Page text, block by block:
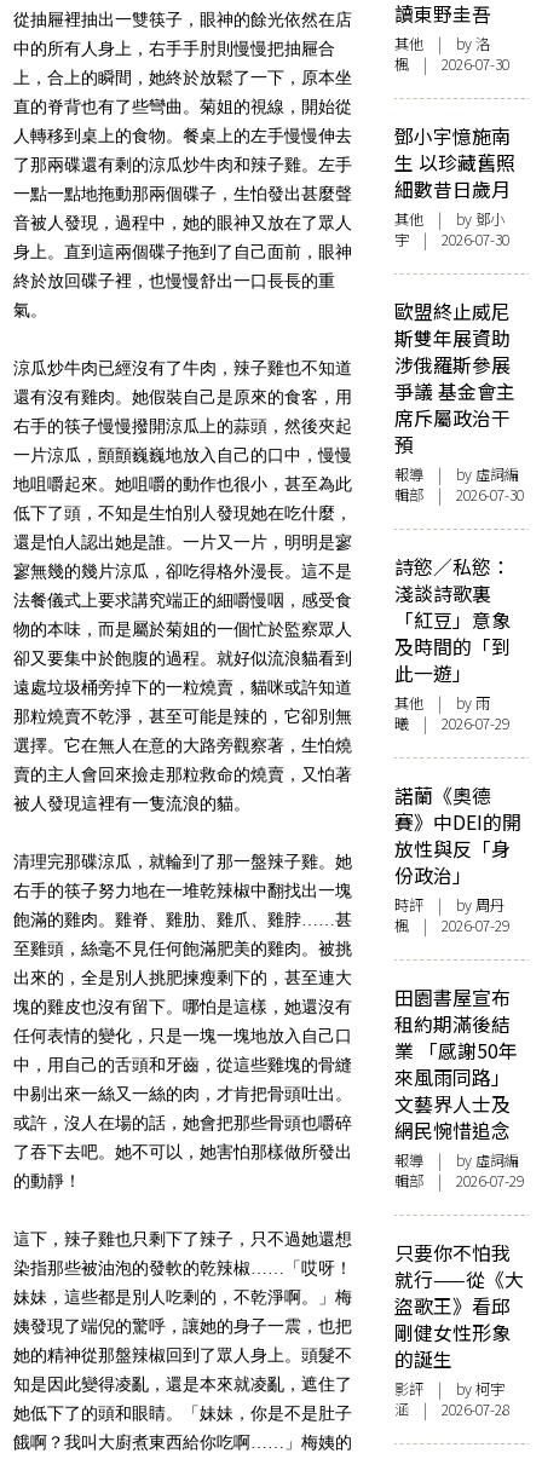
從抽屜裡抽出一雙筷子，眼神的餘光依然在店
中的所有人身上，右手手肘則慢慢把抽屜合
上，合上的瞬間，她終於放鬆了一下，原本坐
直的脊背也有了些彎曲。菊姐的視線，開始從
人轉移到桌上的食物。餐桌上的左手慢慢伸去
了那兩碟還有剩的涼瓜炒牛肉和辣子雞。左手
一點一點地拖動那兩個碟子，生怕發出甚麼聲
音被人發現，過程中，她的眼神又放在了眾人
身上。直到這兩個碟子拖到了自己面前，眼神
終於放回碟子裡，也慢慢舒出一口長長的重
氣。
涼瓜炒牛肉已經沒有了牛肉，辣子雞也不知道
還有沒有雞肉。她假裝自己是原來的食客，用
右手的筷子慢慢撥開涼瓜上的蒜頭，然後夾起
一片涼瓜，顫顫巍巍地放入自己的口中，慢慢
地咀嚼起來。她咀嚼的動作也很小，甚至為此
低下了頭，不知是生怕別人發現她在吃什麼，
還是怕人認出她是誰。一片又一片，明明是寥
寥無幾的幾片涼瓜，卻吃得格外漫長。這不是
法餐儀式上要求講究端正的細嚼慢咽，感受食
物的本味，而是屬於菊姐的一個忙於監察眾人
卻又要集中於飽腹的過程。就好似流浪貓看到
遠處垃圾桶旁掉下的一粒燒賣，貓咪或許知道
那粒燒賣不乾淨，甚至可能是辣的，它卻別無
選擇。它在無人在意的大路旁觀察著，生怕燒
賣的主人會回來撿走那粒救命的燒賣，又怕著
被人發現這裡有一隻流浪的貓。
清理完那碟涼瓜，就輪到了那一盤辣子雞。她
右手的筷子努力地在一堆乾辣椒中翻找出一塊
飽滿的雞肉。雞脊、雞肋、雞爪、雞脖……甚
至雞頭，絲毫不見任何飽滿肥美的雞肉。被挑
出來的，全是別人挑肥揀瘦剩下的，甚至連大
塊的雞皮也沒有留下。哪怕是這樣，她還沒有
任何表情的變化，只是一塊一塊地放入自己口
中，用自己的舌頭和牙齒，從這些雞塊的骨縫
中剔出來一絲又一絲的肉，才肯把骨頭吐出。
或許，沒人在場的話，她會把那些骨頭也嚼碎
了吞下去吧。她不可以，她害怕那樣做所發出
的動靜！
這下，辣子雞也只剩下了辣子，只不過她還想
染指那些被油泡的發軟的乾辣椒……「哎呀！
妹妹，這些都是別人吃剩的，不乾淨啊。」梅
姨發現了端倪的驚呼，讓她的身子一震，也把
她的精神從那盤辣椒回到了眾人身上。頭髮不
知是因此變得凌亂，還是本來就凌亂，遮住了
她低下了的頭和眼睛。「妹妹，你是不是肚子
餓啊？我叫大廚煮東西給你吃啊……」梅姨的
讀東野圭吾
其他 | by洛
楓 | 2026-07-30
鄧小宇憶施南
生 以珍藏舊照
細數昔日歲月
其他 | by 鄧小
宇 | 2026-07-30
歐盟終止威尼
斯雙年展資助
涉俄羅斯參展
爭議 基金會主
席斥屬政治干
預
報導 | by 虛詞編
輯部 | 2026-07-30
詩慾／私慾：
淺談詩歌裏
「紅豆」意象
及時間的「到
此一遊」
其他 | by 雨
曦 | 2026-07-29
諾蘭《奧德
賽》中DEI的開
放性與反「身
份政治」
時評 | by周丹
楓 | 2026-07-29
田園書屋宣布
租約期滿後結
業 「感謝50年
來風雨同路」
文藝界人士及
網民惋惜追念
報導 | by 虛詞編
輯部 | 2026-07-29
只要你不怕我
就行——從《大
盜歌王》看邱
剛健女性形象
的誕生
影評 | by 柯宇
涵 | 2026-07-28